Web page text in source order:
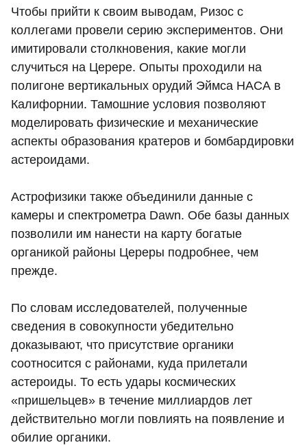
Чтобы прийти к своим выводам, Ризос с
коллегами провели серию экспериментов. Они
имитировали столкновения, какие могли
случиться на Церере. Опыты проходили на
полигоне вертикальных орудий Эймса НАСА в
Калифорнии. Тамошние условия позволяют
моделировать физические и механические
аспекты образования кратеров и бомбардировки
астероидами.
Астрофизики также объединили данные с
камеры и спектрометра Dawn. Обе базы данных
позволили им нанести на карту богатые
органикой районы Цереры подробнее, чем
прежде.
По словам исследователей, полученные
сведения в совокупности убедительно
доказывают, что присутствие органики
соотносится с районами, куда прилетали
астероиды. То есть удары космических
«пришельцев» в течение миллиардов лет
действительно могли повлиять на появление и
обилие органики.